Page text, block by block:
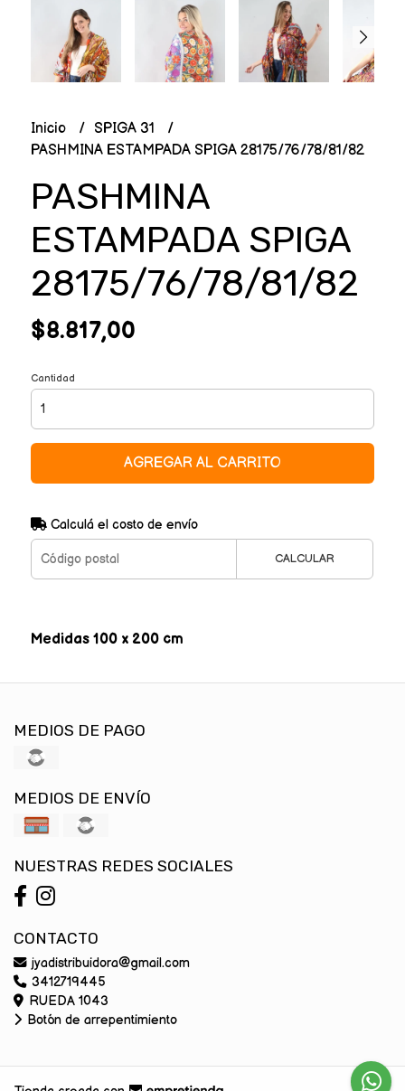
Inicio
SPIGA 31
PASHMINA ESTAMPADA SPIGA 28175/76/78/81/82
PASHMINA
ESTAMPADA SPIGA
28175/76/78/81/82
$8.817,00
Cantidad
AGREGAR AL CARRITO
Calculá el costo de envío
CALCULAR
Medidas 100 x 200 cm
MEDIOS DE PAGO
MEDIOS DE ENVÍO
NUESTRAS REDES SOCIALES
CONTACTO
jyadistribuidora@gmail.com
3412719445
RUEDA 1043
Botón de arrepentimiento